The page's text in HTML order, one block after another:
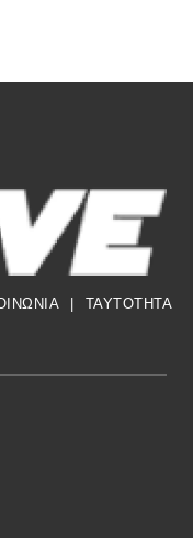
| TAYTOTHTA